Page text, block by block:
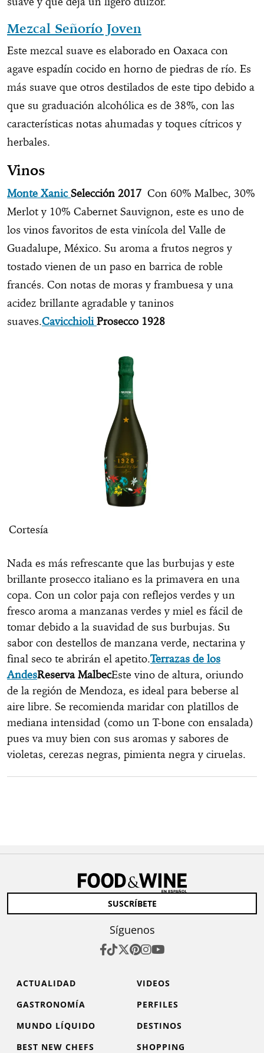
Mezcal Señorío Joven
Este mezcal suave es elaborado en Oaxaca con
agave espadín cocido en horno de piedras de río. Es
más suave que otros destilados de este tipo debido a
que su graduación alcohólica es de 38%, con las
características notas ahumadas y toques cítricos y
herbales.
Vinos
Monte XanicSelección 2017 Con 60% Malbec, 30%
Merlot y 10% Cabernet Sauvignon, este es uno de
los vinos favoritos de esta vinícola del Valle de
Guadalupe, México. Su aroma a frutos negros y
tostado vienen de un paso en barrica de roble
francés. Con notas de moras y frambuesa y una
acidez brillante agradable y taninos
suaves.CavicchioliProsecco 1928
Cortesía
Nada es más refrescante que las burbujas y este
brillante prosecco italiano es la primavera en una
copa. Con un color paja con reflejos verdes y un
fresco aroma a manzanas verdes y miel es fácil de
tomar debido a la suavidad de sus burbujas. Su
sabor con destellos de manzana verde, nectarina y
final seco te abrirán el apetito.Terrazas de los
AndesReserva MalbecEste vino de altura, oriundo
de la región de Mendoza, es ideal para beberse al
aire libre. Se recomienda maridar con platillos de
mediana intensidad (como un T-bone con ensalada)
pues va muy bien con sus aromas y sabores de
violetas, cerezas negras, pimienta negra y ciruelas.
SUSCRÍBETE
Síguenos
ACTUALIDAD
VIDEOS
GASTRONOMÍA
PERFILES
MUNDO LÍQUIDO
DESTINOS
BEST NEW CHEFS
SHOPPING